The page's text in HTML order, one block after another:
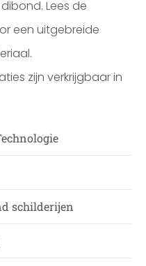
Lees de
een uitgebreide
zijn verkrijgbaar in
schilderijen